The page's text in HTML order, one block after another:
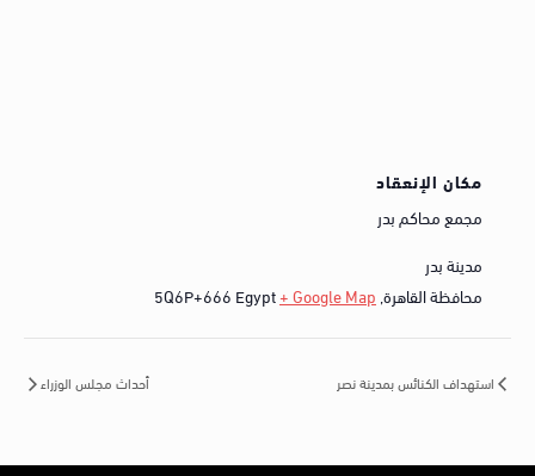
مكان الإنعقاد
مجمع محاكم بدر
مدينة بدر
محافظة القاهرة,
5Q6P+666 Egypt+ Google Map
استهداف الكنائس بمدينة نصر أحداث مجلس الوزراء